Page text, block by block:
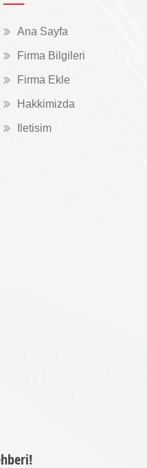
Ana Sayfa
Firma Bilgileri
Firma Ekle
Hakkimizda
Iletisim